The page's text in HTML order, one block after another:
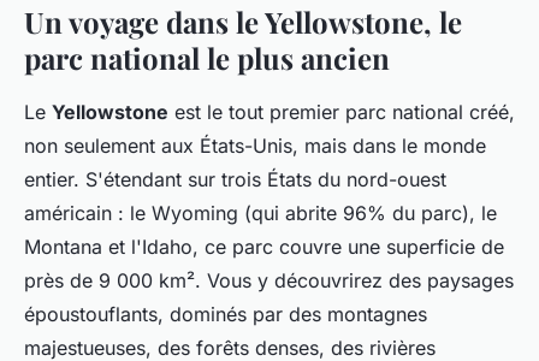
Un voyage dans le Yellowstone, le
parc national le plus ancien
Le Yellowstone est le tout premier parc national créé,
non seulement aux États-Unis, mais dans le monde
entier. S'étendant sur trois États du nord-ouest
américain : le Wyoming (qui abrite 96% du parc), le
Montana et l'Idaho, ce parc couvre une superficie de
près de 9 000 km². Vous y découvrirez des paysages
époustouflants, dominés par des montagnes
majestueuses, des forêts denses, des rivières